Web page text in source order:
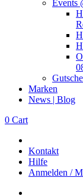
Events
Marken
News | Blog
0 Cart
Kontakt
Hilfe
Anmelden /